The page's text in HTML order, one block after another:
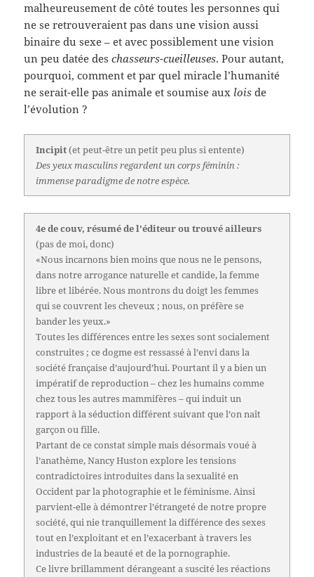
malheureusement de côté toutes les personnes qui
ne se retrouveraient pas dans une vision aussi
binaire du sexe – et avec possiblement une vision
un peu datée deschasseurs-cueilleuses. Pour autant,
pourquoi, comment et par quel miracle l’humanité
ne serait-elle pas animale et soumise aux lois de
l’évolution ?
Incipit(et peut-être un petit peu plus si entente)
Des yeux masculins regardent un corps féminin :
immense paradigme de notre espèce.
4e de couv, résumé de l'éditeur ou trouvé ailleurs
(pas de moi, donc)
«Nous incarnons bien moins que nous ne le pensons,
dans notre arrogance naturelle et candide, la femme
libre et libérée. Nous montrons du doigt les femmes
qui se couvrent les cheveux ; nous, on préfère se
bander les yeux.»
Toutes les différences entre les sexes sont socialement
construites ; ce dogme est ressassé à l’envi dans la
société française d’aujourd’hui. Pourtant il y a bien un
impératif de reproduction – chez les humains comme
chez tous les autres mammifères – qui induit un
rapport à la séduction différent suivant que l’on naît
garçon ou fille.
Partant de ce constat simple mais désormais voué à
l’anathème, Nancy Huston explore les tensions
contradictoires introduites dans la sexualité en
Occident par la photographie et le féminisme. Ainsi
parvient-elle à démontrer l’étrangeté de notre propre
société, qui nie tranquillement la différence des sexes
tout en l’exploitant et en l’exacerbant à travers les
industries de la beauté et de la pornographie.
Ce livre brillamment dérangeant a suscité les réactions